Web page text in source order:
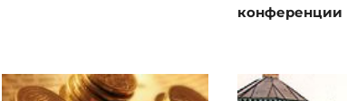
конференции